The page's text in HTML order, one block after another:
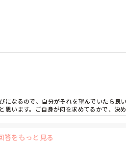
なるので、自分がそれを望んでいたら良
います。ご自身が何を求めてるかで、決め
答をもっと見る